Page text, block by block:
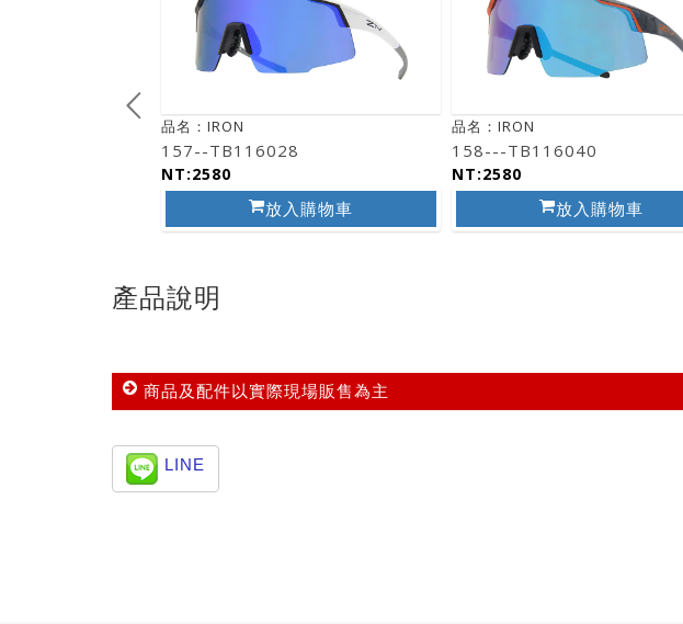
品名：IRON
157--TB116028
NT:2580
放入購物車
品名：IRON
158---TB116040
NT:2580
放入購物車
產品說明
商品及配件以實際現場販售為主
LINE